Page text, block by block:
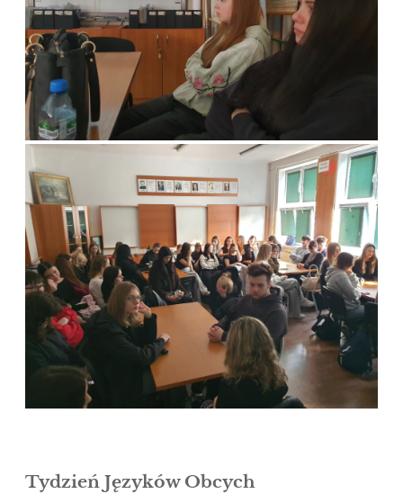
Tydzień Języków Obcych